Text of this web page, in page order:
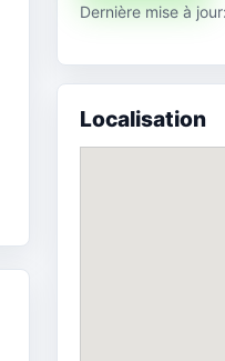
Dernière mise à
Localisation